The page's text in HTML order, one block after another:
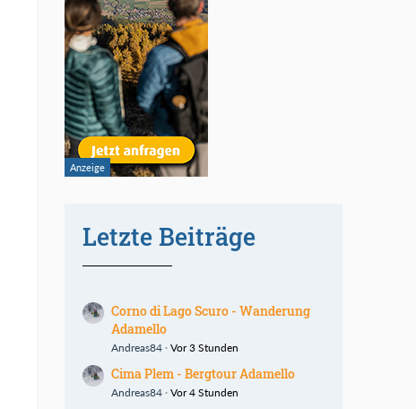
Letzte Beiträge
Corno di Lago Scuro - Wanderung
Adamello
Andreas84 Vor 3 Stunden
Cima Plem - Bergtour Adamello
Andreas84 Vor 4 Stunden